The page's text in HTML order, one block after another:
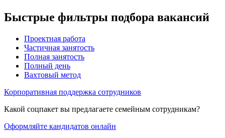
Быстрые фильтры подбора вакансий
Проектная работа
Частичная занятость
Полная занятость
Полный день
Вахтовый метод
Корпоративная поддержка сотрудников
Какой соцпакет вы предлагаете семейным сотрудникам?
Оформляйте кандидатов онлайн